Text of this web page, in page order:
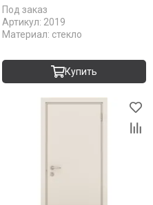
тонированное
Под заказ
Артикул: 2019
Материал: стекло
Купить